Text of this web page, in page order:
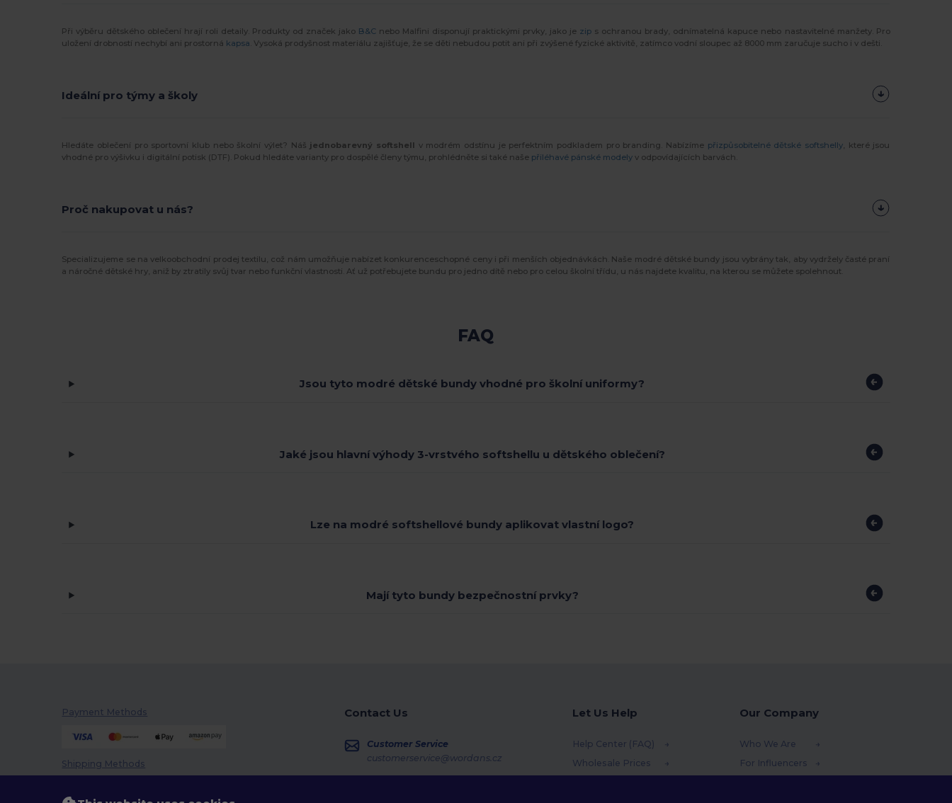
Při výběru dětského oblečení hrají roli detaily. Produkty od značek jako B&C nebo Malfini disponují praktickými prvky, jako je zip s ochranou brady, odnímatelná kapuce nebo nastavitelné manžety. Pro
uložení drobností nechybí ani prostorná kapsa . Vysoká prodyšnost materiálu zajišťuje, že se děti nebudou potit ani při zvýšené fyzické aktivitě, zatímco vodní sloupec až 8000 mm zaručuje sucho i v dešti.
Ideální pro týmy a školy
Hledáte oblečení pro sportovní klub nebo školní výlet? Náš jednobarevný softshell v modrém odstínu je perfektním podkladem pro branding. Nabízíme přizpůsobitelné dětské softshelly , které jsou
vhodné pro výšivku i digitální potisk (DTF). Pokud hledáte varianty pro dospělé členy týmu, prohlédněte si také naše přiléhavé pánské modely v odpovídajících barvách.
Proč nakupovat u nás?
Specializujeme se na velkoobchodní prodej textilu, což nám umožňuje nabízet konkurenceschopné ceny i při menších objednávkách. Naše modré dětské bundy jsou vybrány tak, aby vydržely časté praní
a náročné dětské hry, aniž by ztratily svůj tvar nebo funkční vlastnosti. Ať už potřebujete bundu pro jedno dítě nebo pro celou školní třídu, u nás najdete kvalitu, na kterou se můžete spolehnout.
FAQ
Jsou tyto modré dětské bundy vhodné pro školní uniformy?
Jaké jsou hlavní výhody 3-vrstvého softshellu u dětského oblečení?
Lze na modré softshellové bundy aplikovat vlastní logo?
Mají tyto bundy bezpečnostní prvky?
Payment Methods
Shipping Methods
Contact Us
Customer Service
customerservice@wordans.cz
Let Us Help
Help Center (FAQ)
Wholesale Prices
Our Company
Who We Are
For Influencers